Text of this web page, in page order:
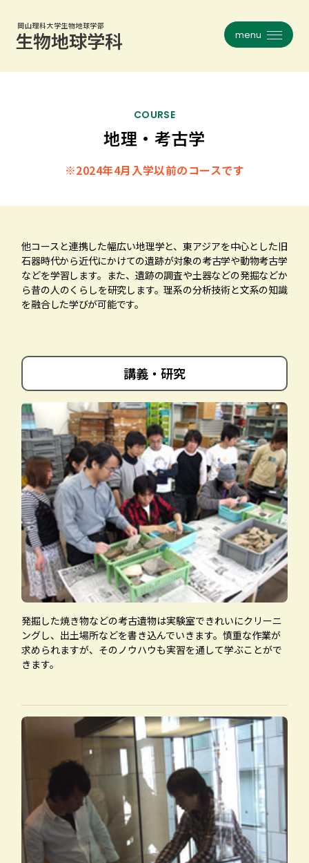
生物地球学科
メニュー
お知らせ一覧
生地談話会
就職・資格・進路
卒業後の進路
昆虫学
動物生態学
天文・気象学
旧コース一覧
理大ホームページ
入試情報
WEBシラバス
岡山理科大学生物地球学部
生物地球学科 メニュー
COURSE
地理・考古学
※2024年4月入学以前のコースです
他コースと連携した幅広い地理学と、東アジアを中心とした旧
石器時代から近代にかけての遺跡が対象の考古学や動物考古学
などを学習します。また、遺跡の調査や土器などの発掘などか
ら昔の人のくらしを研究します。理系の分析技術と文系の知識
を融合した学びが可能です。
講義・研究
発掘した焼き物などの考古遺物は実験室できれいにクリーニ
ングし、出土場所などを書き込んでいきます。慎重な作業が
求められますが、そのノウハウも実習を通して学ぶことがで
きます。